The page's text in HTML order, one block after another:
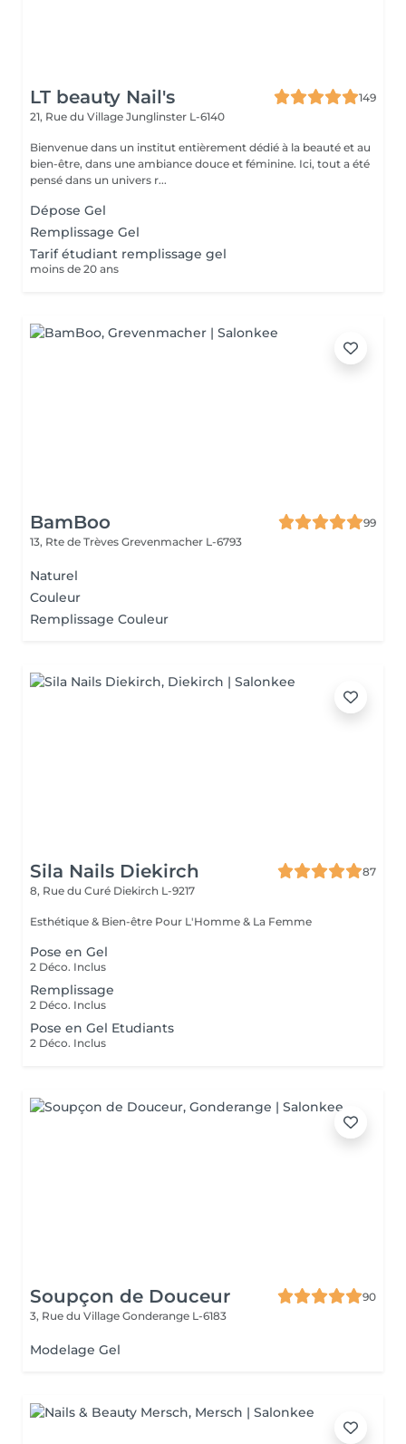
LT beauty Nail's
149
21, Rue du Village Junglinster L-6140
Bienvenue dans un institut entièrement dédié à la beauté et au
bien-être, dans une ambiance douce et féminine. Ici, tout a été
pensé dans un univers r...
Dépose Gel
Remplissage Gel
Tarif étudiant remplissage gel
moins de 20 ans
BamBoo
99
13, Rte de Trèves Grevenmacher L-6793
Naturel
Couleur
Remplissage Couleur
Sila Nails Diekirch
87
8, Rue du Curé Diekirch L-9217
Esthétique & Bien-être Pour L'Homme & La Femme
Pose en Gel
2 Déco. Inclus
Remplissage
2 Déco. Inclus
Pose en Gel Etudiants
2 Déco. Inclus
Soupçon de Douceur
90
3, Rue du Village Gonderange L-6183
Modelage Gel